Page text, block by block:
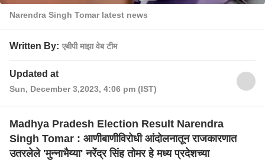
Narendra Singh Tomar latest news
Written By: एबीपी माझा वेब टीम
Updated at
Sun, December 3,2023, 4:06 pm (IST)
Madhya Pradesh Election Result Narendra
Singh Tomar : आणीबाणीविरोधी आंदोलनातून राजकारणात
उतरलेले 'मुन्नाभैय्या' नरेंद्र सिंह तोमर हे मध्य प्रदेशच्या